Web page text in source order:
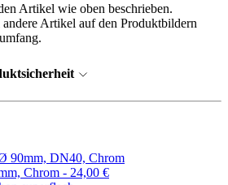
Artikel wie oben beschrieben.
Artikel auf den Produktbildern
Chrom - 24,00 €